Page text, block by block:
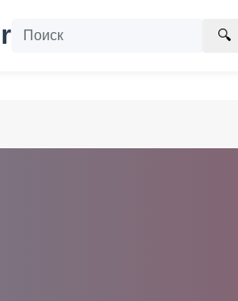
🔍